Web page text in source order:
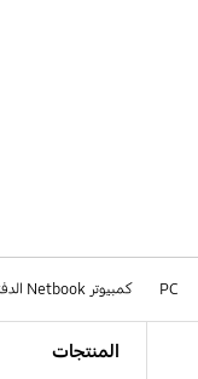
PC كمبيوتر Netbook الدفتري
المنتجات